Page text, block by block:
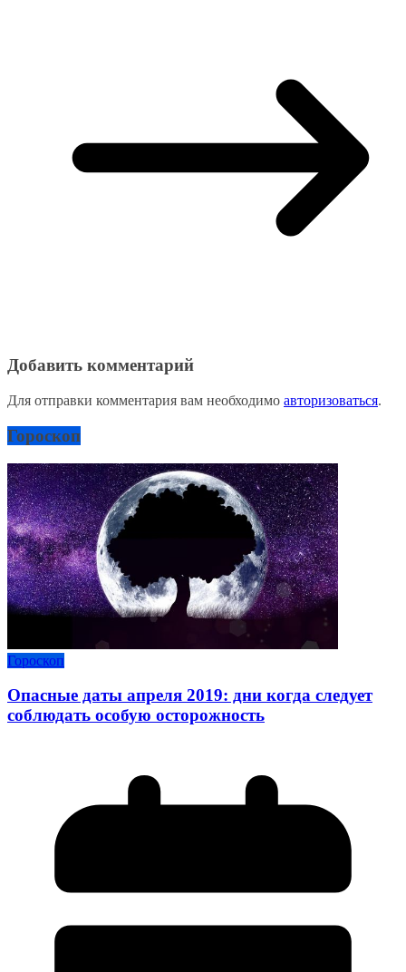
Добавить комментарий
Для отправки комментария вам необходимо авторизоваться.
Гороскоп
Гороскоп
Опасные даты апреля 2019: дни когда следует
соблюдать особую осторожность